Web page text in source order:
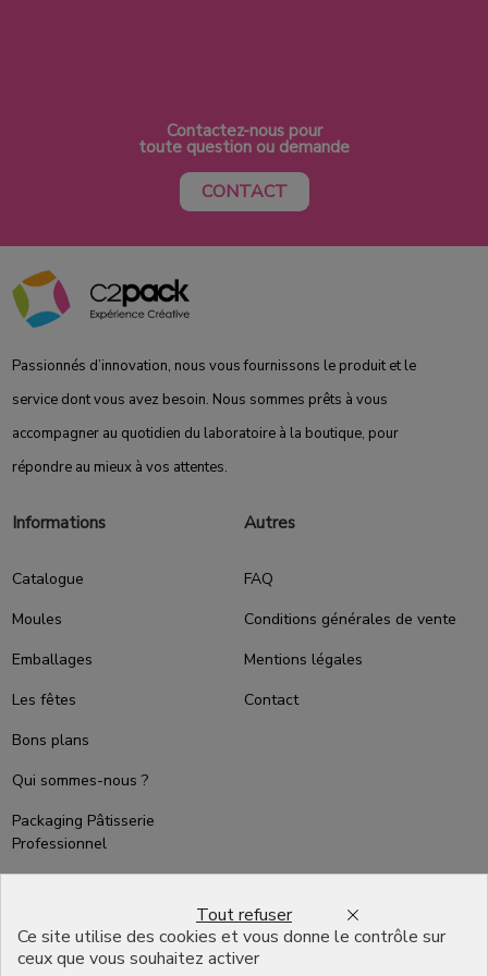
Contactez-nous pour
toute question ou demande
CONTACT
Passionnés d’innovation, nous vous fournissons le produit et le
service dont vous avez besoin. Nous sommes prêts à vous
accompagner au quotidien du laboratoire à la boutique, pour
répondre au mieux à vos attentes.
Informations
Catalogue
Moules
Emballages
Les fêtes
Bons plans
Qui sommes-nous ?
Packaging Pâtisserie
Professionnel
English
Autres
FAQ
Conditions générales de vente
Mentions légales
Contact
Ce site utilise des cookies et vous donne le contrôle sur
ceux que vous souhaitez activer
Tout refuser